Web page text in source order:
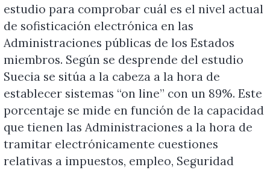
estudio para comprobar cuál es el nivel actual
de sofisticación electrónica en las
Administraciones públicas de los Estados
miembros. Según se desprende del estudio
Suecia se sitúa a la cabeza a la hora de
establecer sistemas “on line” con un 89%. Este
porcentaje se mide en función de la capacidad
que tienen las Administraciones a la hora de
tramitar electrónicamente cuestiones
relativas a impuestos, empleo, Seguridad